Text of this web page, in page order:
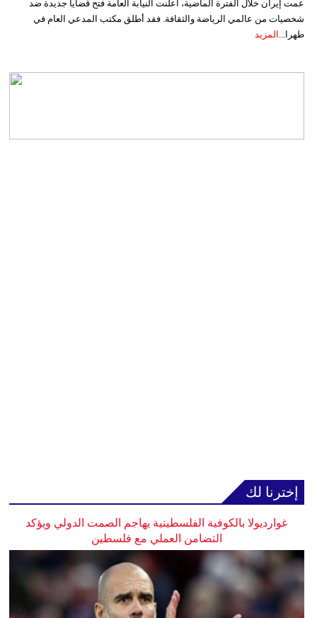
عمت إيران خلال الفترة الماضية، أعلنت النيابة العامة فتح قضايا جديدة ضد
شخصيات من عالمي الرياضة والثقافة. فقد أطلق مكتب المدعي العام في
طهرا... المزيد
إخترنا لك
غوارديولا بالكوفية الفلسطينية يهاجم الصمت الدولي ويؤكد
التضامن العملي مع فلسطين